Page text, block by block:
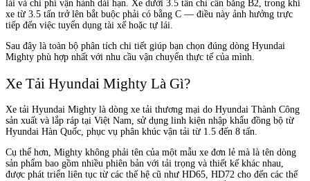
lái và chi phí vận hành dài hạn. Xe dưới 3.5 tấn chỉ cần bằng B2, trong khi
xe từ 3.5 tấn trở lên bắt buộc phải có bằng C — điều này ảnh hưởng trực
tiếp đến việc tuyển dụng tài xế hoặc tự lái.
Sau đây là toàn bộ phân tích chi tiết giúp bạn chọn đúng dòng Hyundai
Mighty phù hợp nhất với nhu cầu vận chuyển thực tế của mình.
Xe Tải Hyundai Mighty Là Gì?
Xe tải Hyundai Mighty là dòng xe tải thương mại do Hyundai Thành Công
sản xuất và lắp ráp tại Việt Nam, sử dụng linh kiện nhập khẩu đồng bộ từ
Hyundai Hàn Quốc, phục vụ phân khúc vận tải từ 1.5 đến 8 tấn.
Cụ thể hơn, Mighty không phải tên của một mẫu xe đơn lẻ mà là tên dòng
sản phẩm bao gồm nhiều phiên bản với tải trọng và thiết kế khác nhau,
được phát triển liên tục từ các thế hệ cũ như HD65, HD72 cho đến các thế